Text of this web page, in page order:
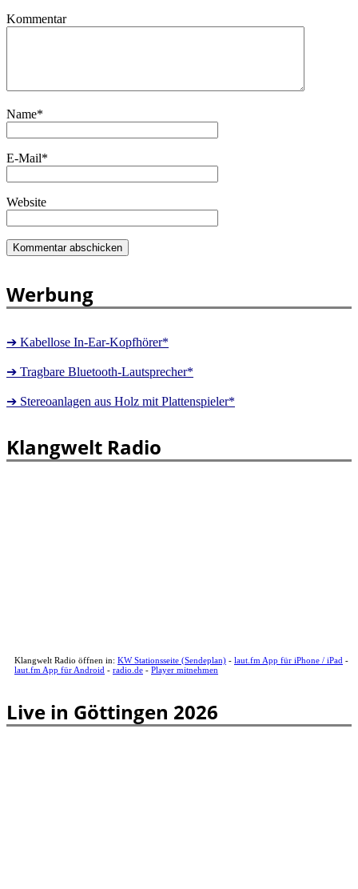
Kommentar
Name*
E-Mail*
Website
Werbung
➔ Kabellose In-Ear-Kopfhörer*
➔ Tragbare Bluetooth-Lautsprecher*
➔ Stereoanlagen aus Holz mit Plattenspieler*
Klangwelt Radio
Klangwelt Radio öffnen in: KW Stationsseite (Sendeplan) - laut.fm App für iPhone / iPad -
laut.fm App für Android - radio.de - Player mitnehmen
Live in Göttingen 2026